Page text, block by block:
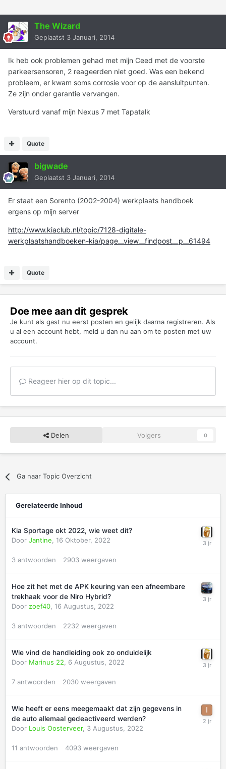
The Wizard
Geplaatst 3 Januari, 2014
Ik heb ook problemen gehad met mijn Ceed met de voorste
parkeersensoren, 2 reageerden niet goed. Was een bekend
probleem, er kwam soms corrosie voor op de aansluitpunten.
Ze zijn onder garantie vervangen.
Verstuurd vanaf mijn Nexus 7 met Tapatalk
Quote
bigwade
Geplaatst 3 Januari, 2014
Er staat een Sorento (2002-2004) werkplaats handboek
ergens op mijn server
http://www.kiaclub.nl/topic/7128-digitale-
werkplaatshandboeken-kia/page__view__findpost__p__61494
Quote
Doe mee aan dit gesprek
Je kunt als gast nu eerst posten en gelijk daarna registreren. Als
u al een account hebt, meld u dan nu aan om te posten met uw
account.
Reageer hier op dit topic...
Delen Volgers 0
Ga naar Topic Overzicht
Gerelateerde Inhoud
Kia Sportage okt 2022, wie weet dit?
Door Jantine, 16 Oktober, 2022
3 antwoorden 2903 weergaven
Hoe zit het met de APK keuring van een afneembare
trekhaak voor de Niro Hybrid?
Door zoef40, 16 Augustus, 2022
3 antwoorden 2232 weergaven
Wie vind de handleiding ook zo onduidelijk
Door Marinus 22, 6 Augustus, 2022
7 antwoorden 2030 weergaven
Wie heeft er eens meegemaakt dat zijn gegevens in
de auto allemaal gedeactiveerd werden?
Door Louis Oosterveer, 3 Augustus, 2022
11 antwoorden 4093 weergaven